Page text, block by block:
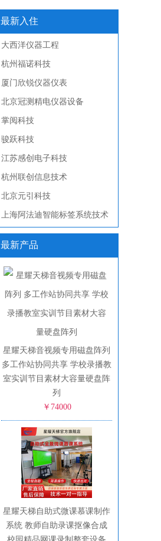
最新入住
大西洋仪器工程
杭州福诺科技
厦门欣锐仪器仪表
北京冠测精电仪器设备
掌阅科技
骏跃科技
江苏感创电子科技
杭州联创信息技术
北京元引科技
上海阿法迪智能标签系统技术
最新产品
星耀天梯音视频专用磁盘阵列
多工作站协同共享 学校录播教
室实训节目素材大容量硬盘阵
列
￥74000
星耀天梯自助式微课慕课制作
系统 教师自助录课抠像合成